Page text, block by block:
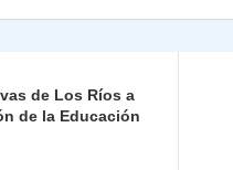
p
Li
n
ai ai nt nt
de Los Ríos a
de la Educación